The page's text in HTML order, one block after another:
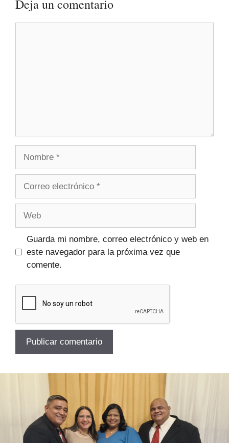
Deja un comentario
Guarda mi nombre, correo electrónico y web en
este navegador para la próxima vez que
comente.